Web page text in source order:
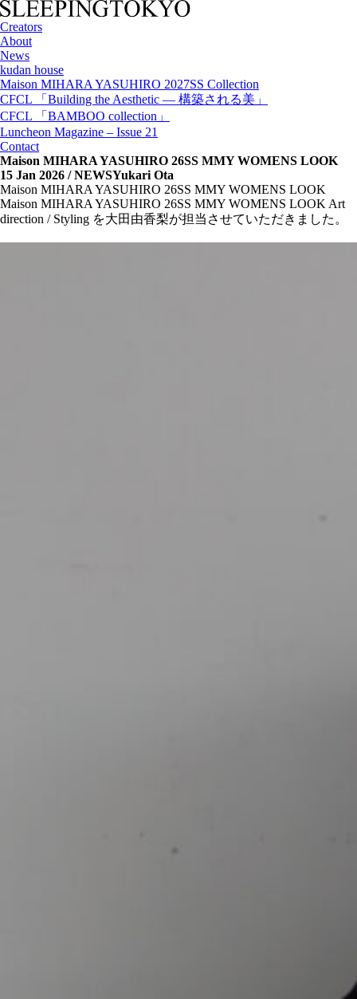
Creators
About
News
kudan house
Maison MIHARA YASUHIRO 2027SS Collection
CFCL 「Building the Aesthetic — 構築される美」
CFCL 「BAMBOO collection」
Luncheon Magazine – Issue 21
Contact
Maison MIHARA YASUHIRO 26SS MMY WOMENS LOOK
15 Jan 2026 / NEWSYukari Ota
Maison MIHARA YASUHIRO 26SS MMY WOMENS LOOK
Maison MIHARA YASUHIRO 26SS MMY WOMENS LOOK Art
direction / Styling を大田由香梨が担当させていただきました。